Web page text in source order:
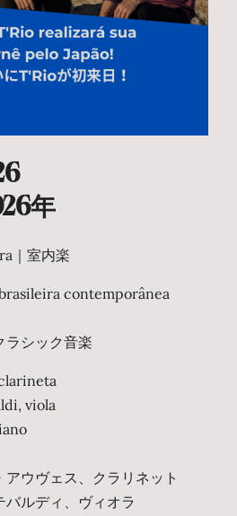
年
｜室内楽
contemporânea
ラシック音楽
viola
アウヴェス、クラリネット
バルディ、ヴィオラ